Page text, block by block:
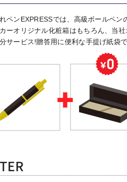
ペンEXPRESSでは、高級ボールペン
ーオリジナル化粧箱はもちろん、当
サービス!贈答用に便利な手提げ紙袋で